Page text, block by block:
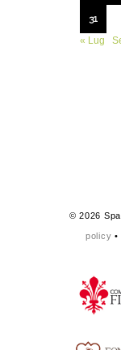
31
« Lug
© 2026
policy •